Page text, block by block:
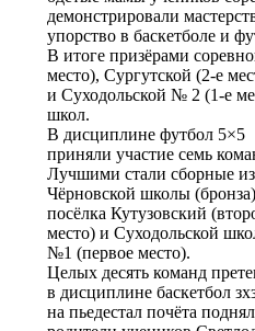
демонстрировали
упорство в баскетболе и
В итоге призёрами
место), Сургутской (2-е
и Суходольской № 2 (1-е
школ.
В дисциплине футбол 5×5
приняли участие семь
Лучшими стали сборные из
Чёрновской школы
посёлка Кутузовский
место) и Суходольской
№1 (первое место).
Целых десять команд
в дисциплине баскетбол
на пьедестал почёта